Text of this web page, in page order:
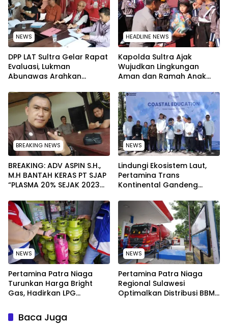
NEWS
‎DPP LAT Sultra Gelar Rapat
Evaluasi, Lukman
Abunawas Arahkan
Secara Rutin dan
Menyeluruh
HEADLINE NEWS
Kapolda Sultra Ajak
Wujudkan Lingkungan
Aman dan Ramah Anak
Nasional 2026
BREAKING NEWS
BREAKING: ADV ASPIN S.H.,
M.H BANTAH KERAS PT SJAP
“PLASMA 20% SEJAK 2023
WARGA WAWOONE!
NEWS
Lindungi Ekosistem Laut,
Pertamina Trans
Kontinental Gandeng
Kebersihan Pantai di
Bitung, Sulawesi
NEWS
Pertamina Patra Niaga
Turunkan Harga Bright
Gas, Hadirkan LPG
Lebih Kompetitif
NEWS
Pertamina Patra Niaga
Regional Sulawesi
Optimalkan Distribusi BBM
Baca Juga